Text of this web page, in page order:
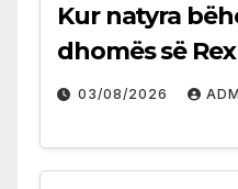
Kur natyra
dhomës së
03/08/2026